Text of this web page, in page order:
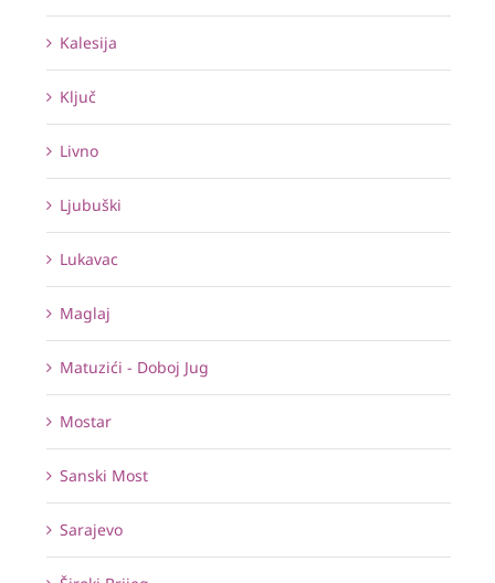
Kalesija
Ključ
Livno
Ljubuški
Lukavac
Maglaj
Matuzići - Doboj Jug
Mostar
Sanski Most
Sarajevo